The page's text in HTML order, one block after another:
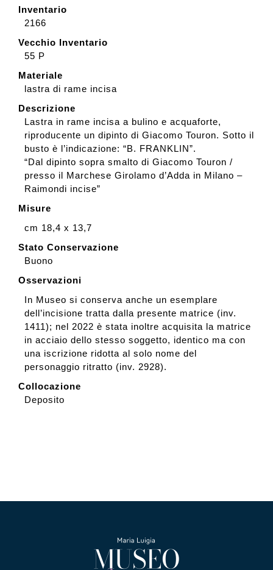
Inventario
2166
Vecchio Inventario
55 P
Materiale
lastra di rame incisa
Descrizione
Lastra in rame incisa a bulino e acquaforte,
riproducente un dipinto di Giacomo Touron. Sotto il
busto è l’indicazione: “B. FRANKLIN”.
“Dal dipinto sopra smalto di Giacomo Touron /
presso il Marchese Girolamo d’Adda in Milano –
Raimondi incise”
Misure
cm 18,4 x 13,7
Stato Conservazione
Buono
Osservazioni
In Museo si conserva anche un esemplare
dell’incisione tratta dalla presente matrice (inv.
1411); nel 2022 è stata inoltre acquisita la matrice
in acciaio dello stesso soggetto, identico ma con
una iscrizione ridotta al solo nome del
personaggio ritratto (inv. 2928).
Collocazione
Deposito